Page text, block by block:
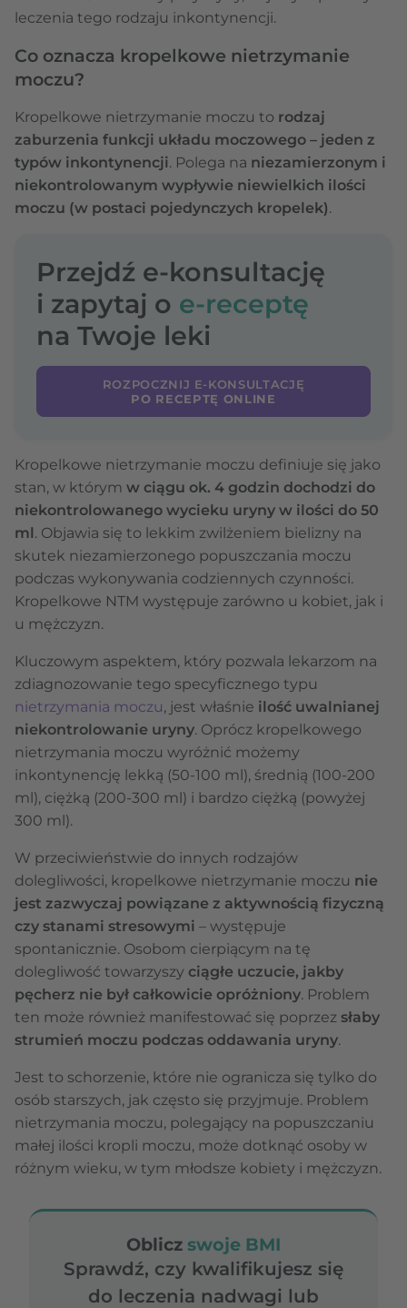
leczenia tego rodzaju inkontynencji.
Co oznacza kropelkowe nietrzymanie
moczu?
Kropelkowe nietrzymanie moczu to rodzaj
zaburzenia funkcji układu moczowego – jeden z
typów inkontynencji. Polega na niezamierzonym i
niekontrolowanym wypływie niewielkich ilości
moczu (w postaci pojedynczych kropelek).
Przejdź e-konsultację
i zapytaj o e-receptę
na Twoje leki
ROZPOCZNIJ E-KONSULTACJĘ
PO RECEPTĘ ONLINE
Kropelkowe nietrzymanie moczu definiuje się jako
stan, w którym w ciągu ok. 4 godzin dochodzi do
niekontrolowanego wycieku uryny w ilości do 50
ml. Objawia się to lekkim zwilżeniem bielizny na
skutek niezamierzonego popuszczania moczu
podczas wykonywania codziennych czynności.
Kropelkowe NTM występuje zarówno u kobiet, jak i
u mężczyzn.
Kluczowym aspektem, który pozwala lekarzom na
zdiagnozowanie tego specyficznego typu
nietrzymania moczu, jest właśnie ilość uwalnianej
niekontrolowanie uryny. Oprócz kropelkowego
nietrzymania moczu wyróżnić możemy
inkontynencję lekką (50-100 ml), średnią (100-200
ml), ciężką (200-300 ml) i bardzo ciężką (powyżej
300 ml).
W przeciwieństwie do innych rodzajów
dolegliwości, kropelkowe nietrzymanie moczu nie
jest zazwyczaj powiązane z aktywnością fizyczną
czy stanami stresowymi – występuje
spontanicznie. Osobom cierpiącym na tę
dolegliwość towarzyszy ciągłe uczucie, jakby
pęcherz nie był całkowicie opróżniony. Problem
ten może również manifestować się poprzez słaby
strumień moczu podczas oddawania uryny.
Jest to schorzenie, które nie ogranicza się tylko do
osób starszych, jak często się przyjmuje. Problem
nietrzymania moczu, polegający na popuszczaniu
małej ilości kropli moczu, może dotknąć osoby w
różnym wieku, w tym młodsze kobiety i mężczyzn.
Oblicz swoje BMI
Sprawdź, czy kwalifikujesz się
do leczenia nadwagi lub